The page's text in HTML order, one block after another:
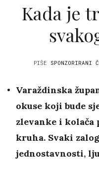
Kada je
PIŠE SPONZORIRANI
Varaždinska
okuse koji bude
zlevanke i kolača
kruha. Svaki
jednostavnosti,